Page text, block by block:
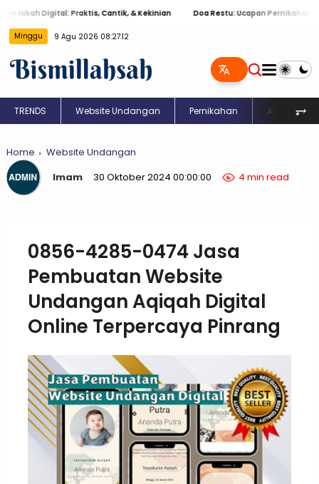
Digital: Praktis, Cantik, & Kekinian Doa Restu: Ucapan Pernikahan Islami
Minggu 9 Agu 2026 08:27:13
TRENDS Website Undangan Pernikahan Aqiqah⥅
Home
Website Undangan
Imam
30 Oktober 2024 00:00:00 4 min read
0856-4285-0474 Jasa
Pembuatan Website
Undangan Aqiqah Digital
Online Terpercaya Pinrang